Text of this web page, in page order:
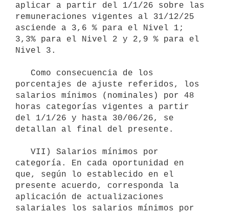
aplicar a partir del 1/1/26 sobre las
remuneraciones vigentes al 31/12/25
asciende a 3,6 % para el Nivel 1;
3,3% para el Nivel 2 y 2,9 % para el
Nivel 3.
porcentajes de ajuste referidos, los
salarios mínimos (nominales) por 48
horas categorías vigentes a partir
del 1/1/26 y hasta 30/06/26, se
detallan al final del presente.
categoría. En cada oportunidad en
que, según lo establecido en el
presente acuerdo, corresponda la
aplicación de actualizaciones
salariales los salarios mínimos por